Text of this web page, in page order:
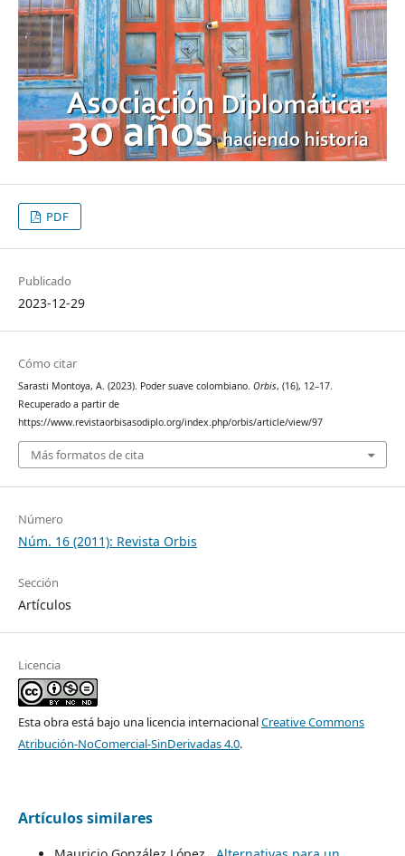
PDF
Publicado
2023-12-29
Cómo citar
Sarasti Montoya, A. (2023). Poder suave colombiano. Orbis, (16), 12–17.
Recuperado a partir de
https://www.revistaorbisasodiplo.org/index.php/orbis/article/view/97
Más formatos de cita
Número
Núm. 16 (2011): Revista Orbis
Sección
Artículos
Licencia
Esta obra está bajo una licencia internacionalCreative Commons
Atribución-NoComercial-SinDerivadas 4.0.
Artículos similares